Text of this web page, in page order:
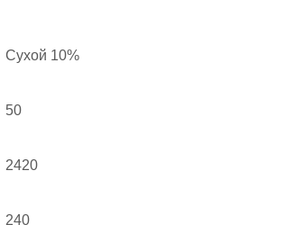
Сухой 10%
50
2420
240